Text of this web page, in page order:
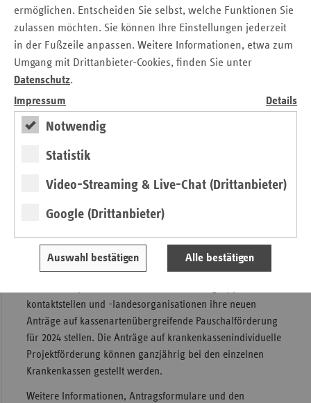
ermöglichen. Entscheiden Sie selbst, welche Funktionen Sie
zulassen möchten. Sie können Ihre Einstellungen jederzeit
in der Fußzeile anpassen. Weitere Informationen, etwa zum
Umgang mit Drittanbieter-Cookies, finden Sie unter
Datenschutz.
Impressum
Details
Notwendig
Statistik
Video-Streaming & Live-Chat (Drittanbieter)
Google (Drittanbieter)
Auswahl bestätigen Alle bestätigen
Sachsen, als Vertreterin der fördernden Krankenkassen:
„Selbsthilfe heißt nicht, dass man sich ganz allein selbst
helfen muss. Es heißt, dass man Menschen und
Einrichtungen suchen und finden darf, die einem helfen.
Dass man mit anderen ins Gespräch kommt, die mit ihrer
bieten die etwa 2.000 Selbsthilfegruppen in ganz Sachsen
Betroffenen Rat und Unterstützung. Die Angebote der
Gesundheitsversorgung, sind aber vor allem Ausdruck
außergewöhnlichen Engagements von Menschen, die eine
Angehörige betroffen sind. Die gesetzlichen Krankenkassen
gesundheitsbezogenen Selbsthilfe mit einem hohen
Betrag.“
kontaktstellen und -landesorganisationen ihre neuen
Anträge auf kassenartenübergreifende Pauschalförderung
für 2024 stellen. Die Anträge auf krankenkassenindividuelle
Projektförderung können ganzjährig bei den einzelnen
Krankenkassen gestellt werden.
Weitere Informationen, Antragsformulare und den